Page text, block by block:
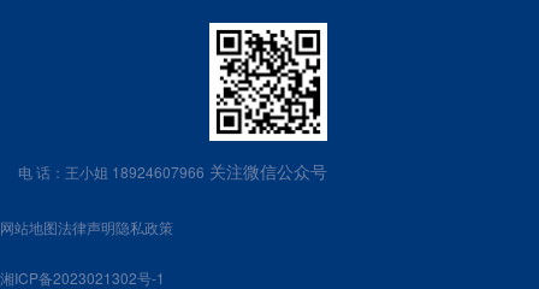
电 话：王小姐 18924607966 关注微信公众号
网站地图法律声明隐私政策
湘ICP备2023021302号-1